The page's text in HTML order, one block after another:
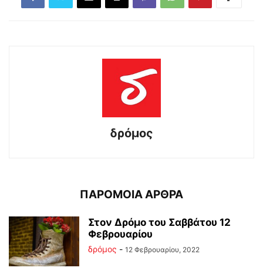
δρόμος
ΠΑΡΟΜΟΙΑ ΑΡΘΡΑ
Στον Δρόμο του Σαββάτου 12
Φεβρουαρίου
δρόμος - 12 Φεβρουαρίου, 2022